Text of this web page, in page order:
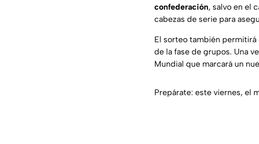
confederación, salvo en el
cabezas de serie para
El sorteo también permitirá
de la fase de grupos. Una
Mundial que marcará un
Prepárate: este viernes, el